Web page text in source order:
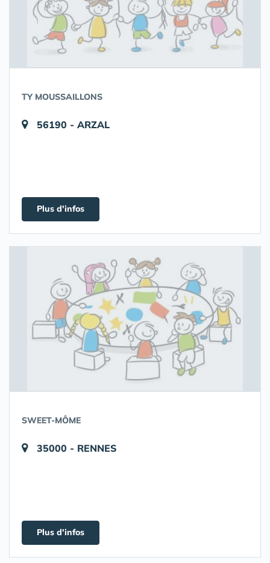
TY MOUSSAILLONS
56190 - ARZAL
Plus d'infos
SWEET-MÔME
35000 - RENNES
Plus d'infos